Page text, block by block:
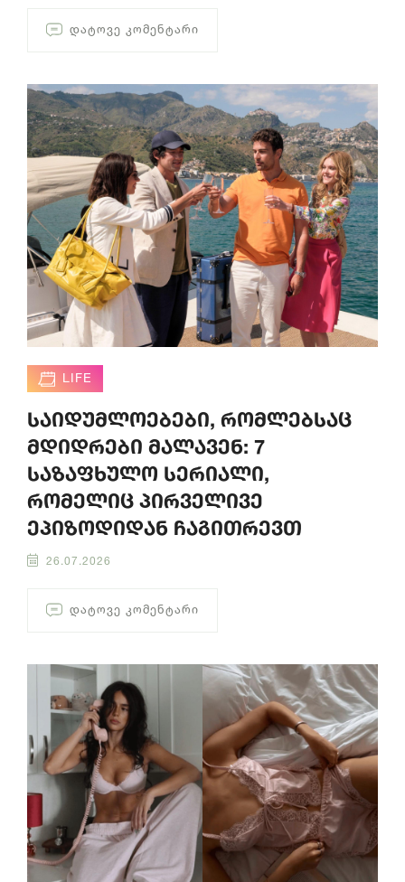
ᲓᲐᲢᲝᲕᲔ ᲙᲝᲛᲔᲜᲢᲐᲠᲘ
LIFE
საიდუმლოებები, რომლებსაც
მდიდრები მალავენ: 7
საზაფხულო სერიალი,
რომელიც პირველივე
ეპიზოდიდან ჩაგითრევთ
26.07.2026
ᲓᲐᲢᲝᲕᲔ ᲙᲝᲛᲔᲜᲢᲐᲠᲘ